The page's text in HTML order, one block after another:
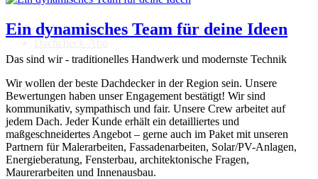
Dachsanierung
Ein dynamisches Team für deine Ideen
Das sind wir - traditionelles Handwerk und modernste Technik
Wir wollen der beste Dachdecker in der Region sein. Unsere
Bewertungen haben unser Engagement bestätigt! Wir sind
kommunikativ, sympathisch und fair. Unsere Crew arbeitet auf
jedem Dach. Jeder Kunde erhält ein detailliertes und
maßgeschneidertes Angebot – gerne auch im Paket mit unseren
Partnern für Malerarbeiten, Fassadenarbeiten, Solar/PV-Anlagen,
Energieberatung, Fensterbau, architektonische Fragen,
Maurerarbeiten und Innenausbau.